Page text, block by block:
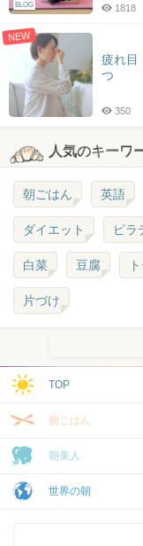
BLOG 1818
NEW
疲れ目
つ
350
人気のキーワ
朝ごはん 英語
ダイエット ピラ
白菜 豆腐
片づけ
TOP
朝ごはん
朝美人
世界の朝